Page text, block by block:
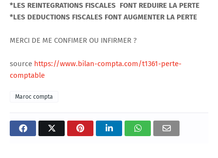
*LES REINTEGRATIONS FISCALES FONT REDUIRE LA PERTE
*LES DEDUCTIONS FISCALES FONT AUGMENTER LA PERTE
MERCI DE ME CONFIMER OU INFIRMER ?
source https://www.bilan-compta.com/t1361-perte-
comptable
Maroc compta